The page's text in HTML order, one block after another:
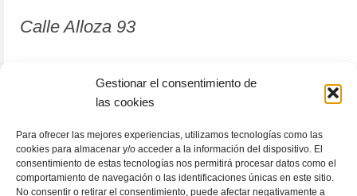
Gestionar el consentimiento de
las cookies
Para ofrecer las mejores experiencias, utilizamos tecnologías como las
cookies para almacenar y/o acceder a la información del dispositivo. El
consentimiento de estas tecnologías nos permitirá procesar datos como el
comportamiento de navegación o las identificaciones únicas en este sitio.
No consentir o retirar el consentimiento, puede afectar negativamente a
Calle Alloza 93
12001 Castellón de la Plana
964 81 37 63